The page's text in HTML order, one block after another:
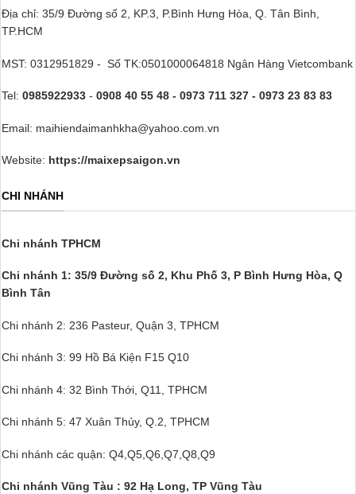
Địa chỉ: 35/9 Đường số 2, KP.3, P.Bình Hưng Hòa, Q. Tân Bình,
TP.HCM
MST: 0312951829 - Số TK:0501000064818 Ngân Hàng Vietcombank
Tel: 0985922933 - 0908 40 55 48 - 0973 711 327 - 0973 23 83 83
Email: maihiendaimanhkha@yahoo.com.vn
Website: https://maixepsaigon.vn
CHI NHÁNH
Chi nhánh TPHCM
Chi nhánh 1: 35/9 Đường số 2, Khu Phố 3, P Bình Hưng Hòa, Q
Bình Tân
Chi nhánh 2: 236 Pasteur, Quận 3, TPHCM
Chi nhánh 3: 99 Hồ Bá Kiện F15 Q10
Chi nhánh 4: 32 Bình Thới, Q11, TPHCM
Chi nhánh 5: 47 Xuân Thủy, Q.2, TPHCM
Chi nhánh các quận: Q4,Q5,Q6,Q7,Q8,Q9
Chi nhánh Vũng Tàu : 92 Hạ Long, TP Vũng Tàu